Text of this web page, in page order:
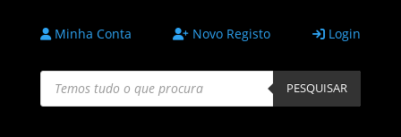
Minha Conta Novo Registo Login
Products
search PESQUISAR